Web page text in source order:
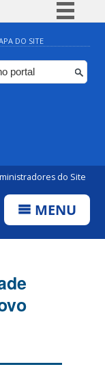
BR
DO SITE
do Site
MENU